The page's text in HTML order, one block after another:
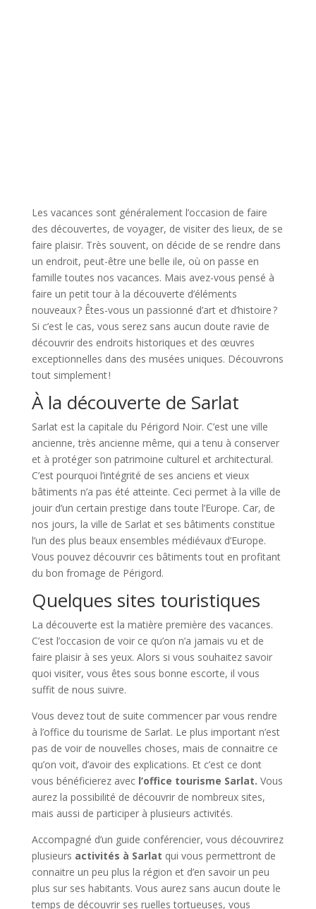
Les vacances sont généralement l’occasion de faire
des découvertes, de voyager, de visiter des lieux, de se
faire plaisir. Très souvent, on décide de se rendre dans
un endroit, peut-être une belle ile, où on passe en
famille toutes nos vacances. Mais avez-vous pensé à
faire un petit tour à la découverte d’éléments
nouveaux ? Êtes-vous un passionné d’art et d’histoire ?
Si c’est le cas, vous serez sans aucun doute ravie de
découvrir des endroits historiques et des œuvres
exceptionnelles dans des musées uniques. Découvrons
tout simplement !
À la découverte de Sarlat
Sarlat est la capitale du Périgord Noir. C’est une ville
ancienne, très ancienne même, qui a tenu à conserver
et à protéger son patrimoine culturel et architectural.
C’est pourquoi l’intégrité de ses anciens et vieux
bâtiments n’a pas été atteinte. Ceci permet à la ville de
jouir d’un certain prestige dans toute l’Europe. Car, de
nos jours, la ville de Sarlat et ses bâtiments constitue
l’un des plus beaux ensembles médiévaux d’Europe.
Vous pouvez découvrir ces bâtiments tout en profitant
du bon fromage de Périgord.
Quelques sites touristiques
La découverte est la matière première des vacances.
C’est l’occasion de voir ce qu’on n’a jamais vu et de
faire plaisir à ses yeux. Alors si vous souhaitez savoir
quoi visiter, vous êtes sous bonne escorte, il vous
suffit de nous suivre.
Vous devez tout de suite commencer par vous rendre
à l’office du tourisme de Sarlat. Le plus important n’est
pas de voir de nouvelles choses, mais de connaitre ce
qu’on voit, d’avoir des explications. Et c’est ce dont
vous bénéficierez avec l’office tourisme Sarlat. Vous
aurez la possibilité de découvrir de nombreux sites,
mais aussi de participer à plusieurs activités.
Accompagné d’un guide conférencier, vous découvrirez
plusieurs activités à Sarlat qui vous permettront de
connaitre un peu plus la région et d’en savoir un peu
plus sur ses habitants. Vous aurez sans aucun doute le
temps de découvrir ses ruelles tortueuses, vous